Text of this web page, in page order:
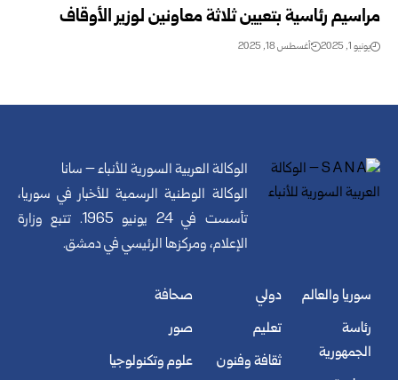
مراسيم رئاسية بتعيين ثلاثة معاونين لوزير الأوقاف
يونيو 1, 2025 أغسطس 18, 2025
الوكالة العربية السورية للأنباء – سانا
الوكالة الوطنية الرسمية للأخبار في سوريا،
تأسست في 24 يونيو 1965. تتبع وزارة
الإعلام، ومركزها الرئيسي في دمشق.
سوريا والعالم
رئاسة
الجمهورية
دولي
تعليم
ثقافة وفنون
صحافة
صور
علوم وتكنولوجيا